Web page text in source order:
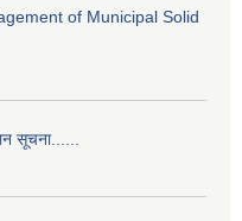
of Municipal Solid
सूचना......